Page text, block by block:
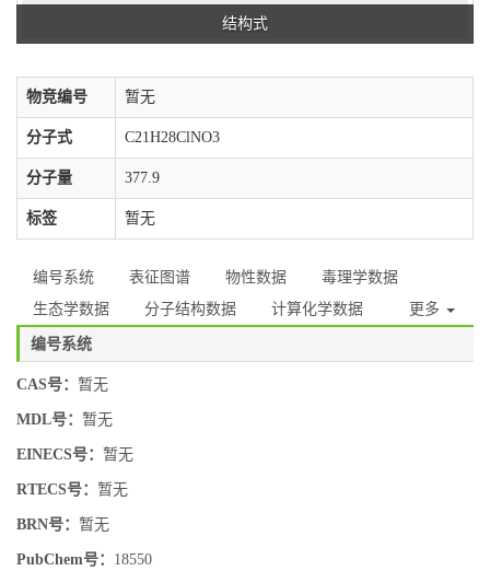
结构式
物竞编号 暂无
分子式 C21H28ClNO3
分子量 377.9
标签 暂无
编号系统 表征图谱 物性数据
毒理学数据
生态学数据
分子结构数据 计算化学数据 更多
编号系统
CAS号： 暂无
MDL号： 暂无
EINECS号： 暂无
RTECS号： 暂无
BRN号： 暂无
PubChem号： 18550